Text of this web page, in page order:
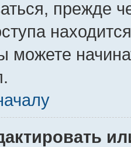
прежде
можете